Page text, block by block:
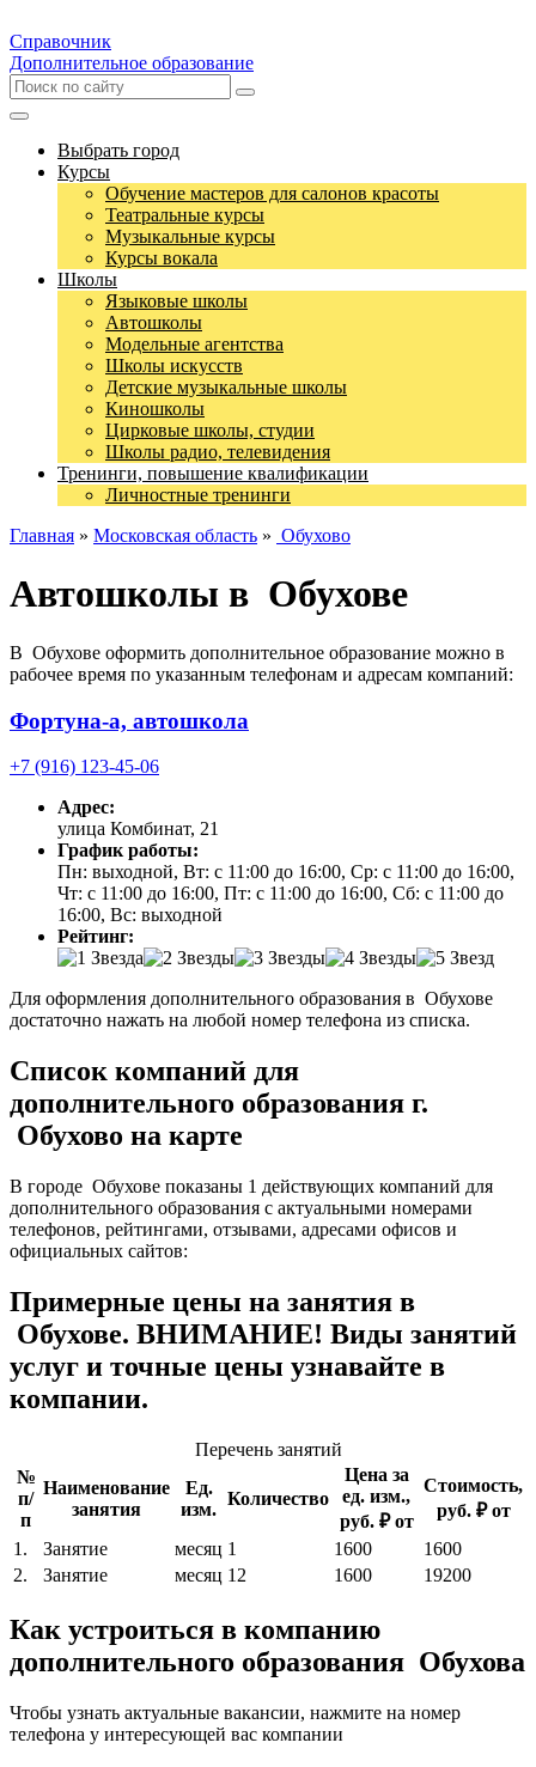
Справочник
Дополнительное образование
Выбрать город
Курсы
Обучение мастеров для салонов красоты
Театральные курсы
Музыкальные курсы
Курсы вокала
Школы
Языковые школы
Автошколы
Модельные агентства
Школы искусств
Детские музыкальные школы
Киношколы
Цирковые школы, студии
Школы радио, телевидения
Тренинги, повышение квалификации
Личностные тренинги
Главная » Московская область » Обухово
Автошколы в Обухове
В Обухове оформить дополнительное образование можно в
рабочее время по указанным телефонам и адресам компаний:
Фортуна-а, автошкола
+7 (916) 123-45-06
Адрес:
улица Комбинат, 21
График работы:
Пн: выходной, Вт: с 11:00 до 16:00, Ср: с 11:00 до 16:00,
Чт: с 11:00 до 16:00, Пт: с 11:00 до 16:00, Сб: с 11:00 до
16:00, Вс: выходной
Рейтинг:
Для оформления дополнительного образования в Обухове
достаточно нажать на любой номер телефона из списка.
Список компаний для
дополнительного образования г.
Обухово на карте
В городе Обухове показаны 1 действующих компаний для
дополнительного образования с актуальными номерами
телефонов, рейтингами, отзывами, адресами офисов и
официальных сайтов:
Примерные цены на занятия в
Обухове. ВНИМАНИЕ! Виды занятий
услуг и точные цены узнавайте в
компании.
Перечень занятий
№
п/
п
Наименование
занятия
Ед.
изм.
Количество
Цена за
ед. изм.,
руб. ₽ от
Стоимость,
руб. ₽ от
1.
Занятие месяц 1 1600
1600
2.
Занятие месяц 12 1600 19200
Как устроиться в компанию
дополнительного образования Обухова
Чтобы узнать актуальные вакансии, нажмите на номер
телефона у интересующей вас компании